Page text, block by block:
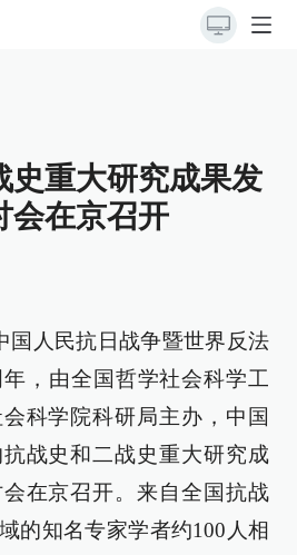
史重大研究成果发
会在京召开
国人民抗日战争暨世界反法
，由全国哲学社会科学工
科学院科研局主办，中国
战史和二战史重大研究成
在京召开。来自全国抗战
的知名专家学者约100人相